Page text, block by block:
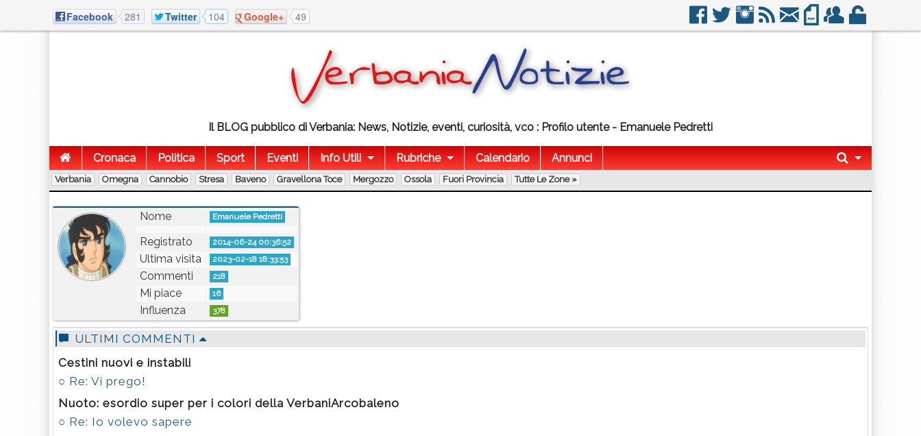
Facebook 281 Twitter 104 Google+ 49
Il BLOG pubblico di Verbania: News, Notizie, eventi, curiosità, vco : Profilo utente - Emanuele Pedretti
Cronaca Politica Sport Eventi Info Utili Rubriche Calendario Annunci
Verbania Omegna Cannobio Stresa Baveno Gravellona Toce Mergozzo Ossola Fuori Provincia Tutte Le Zone »
Nome Emanuele Pedretti
Registrato 2014-06-24 00:36:52
Ultima visita 2023-02-18 18:33:53
Commenti 218
Mi piace 16
Influenza 378
ULTIMI COMMENTI
Cestini nuovi e instabili
○ Re: Vi prego!
Nuoto: esordio super per i colori della VerbaniArcobaleno
○ Re: Io volevo sapere